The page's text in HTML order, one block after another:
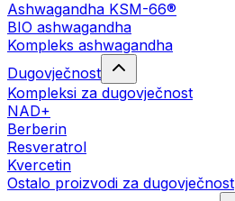
Ashwagandha KSM-66®
BIO ashwagandha
Kompleks ashwagandha
Dugovječnost
Kompleksi za dugovječnost
NAD+
Berberin
Resveratrol
Kvercetin
Ostalo proizvodi za dugovječnost